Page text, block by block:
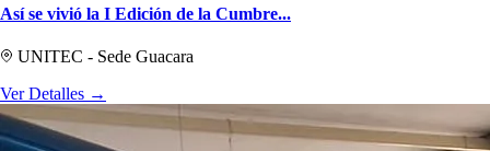
Así se vivió la I Edición de la Cumbre...
UNITEC - Sede Guacara
Ver Detalles →